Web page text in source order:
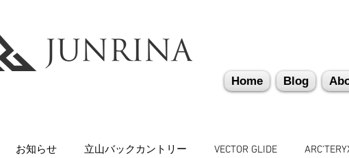
Home Blog
お知らせ 立山バックカントリー VECTOR GLIDE